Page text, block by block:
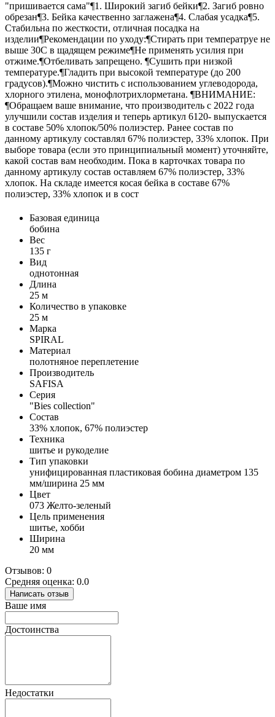
"пришивается сама"¶1. Широкий загиб бейки¶2. Загиб ровно
обрезан¶3. Бейка качественно заглажена¶4. Слабая усадка¶5.
Стабильна по жесткости, отличная посадка на
изделии¶Рекомендации по уходу:¶Стирать при температруе не
выше 30С в щадящем режиме¶Не применять усилия при
отжиме.¶Отбеливать запрещено. ¶Сушить при низкой
температуре.¶Гладить при высокой температуре (до 200
градусов).¶Можно чистить с использованием углеводорода,
хлорного этилена, монофлотрихлорметана. ¶ВНИМАНИЕ:
¶Обращаем ваше внимание, что производитель с 2022 года
улучшили состав изделия и теперь артикул 6120- выпускается
в составе 50% хлопок/50% полиэстер. Ранее состав по
данному артикулу составлял 67% полиэстер, 33% хлопок. При
выборе товара (если это принципиальный момент) уточняйте,
какой состав вам необходим. Пока в карточках товара по
данному артикулу состав оставляем 67% полиэстер, 33%
хлопок. На складе имеется косая бейка в составе 67%
полиэстер, 33% хлопок и в сост
Базовая единица
бобина
Вес
135 г
Вид
однотонная
Длина
25 м
Количество в упаковке
25 м
Марка
SPIRAL
Материал
полотняное переплетение
Производитель
SAFISA
Серия
"Bies collection"
Состав
33% хлопок, 67% полиэстер
Техника
шитье и рукоделие
Тип упаковки
унифицированная пластиковая бобина диаметром 135
мм/ширина 25 мм
Цвет
073 Желто-зеленый
Цель применения
шитье, хобби
Ширина
20 мм
Отзывов: 0
Средняя оценка: 0.0
Написать отзыв
Ваше имя
Достоинства
Недостатки